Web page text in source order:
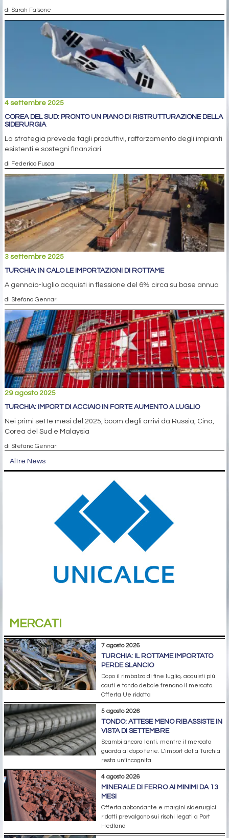
di Sarah Falsone
4 settembre 2025
COREA DEL SUD: PRONTO UN PIANO DI RISTRUTTURAZIONE DELLA
SIDERURGIA
La strategia prevede tagli produttivi, rafforzamento degli impianti
esistenti e sostegni finanziari
di Federico Fusca
3 settembre 2025
TURCHIA: IN CALO LE IMPORTAZIONI DI ROTTAME
A gennaio-luglio acquisti in flessione del 6% circa su base annua
di Stefano Gennari
29 agosto 2025
TURCHIA: IMPORT DI ACCIAIO IN FORTE AUMENTO A LUGLIO
Nei primi sette mesi del 2025, boom degli arrivi da Russia, Cina,
Corea del Sud e Malaysia
di Stefano Gennari
Altre News
MERCATI
7 agosto 2026
TURCHIA: IL ROTTAME IMPORTATO
PERDE SLANCIO
Dopo il rimbalzo di fine luglio, acquisti più
cauti e tondo debole frenano il mercato.
Offerta Ue ridotta
5 agosto 2026
TONDO: ATTESE MENO RIBASSISTE IN
VISTA DI SETTEMBRE
Scambi ancora lenti, mentre il mercato
guarda al dopo ferie. L’import dalla Turchia
resta un’incognita
4 agosto 2026
MINERALE DI FERRO AI MINIMI DA 13
MESI
Offerta abbondante e margini siderurgici
ridotti prevalgono sui rischi legati a Port
Hedland